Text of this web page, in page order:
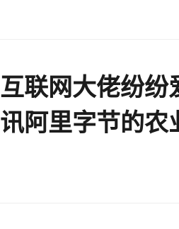
互联网大佬纷纷
讯阿里字节的农